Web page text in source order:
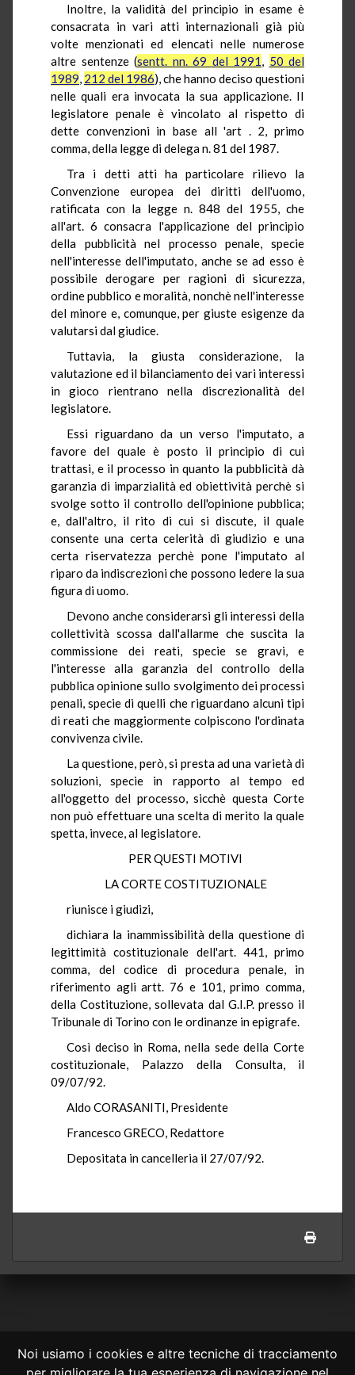
Noi usiamo i cookies e altre tecniche di tracciamento
Inoltre, la validità del principio in esame è
consacrata in vari atti internazionali già più
volte menzionati ed elencati nelle numerose
altre sentenze (sentt. nn. 69 del 1991, 50 del
1989, 212 del 1986), che hanno deciso questioni
nelle quali era invocata la sua applicazione. II
legislatore penale è vincolato al rispetto di
dette convenzioni in base all 'art . 2, primo
comma, della legge di delega n. 81 del 1987.
Tra i detti atti ha particolare rilievo la
Convenzione europea dei diritti dell'uomo,
ratificata con la legge n. 848 del 1955, che
all'art. 6 consacra l'applicazione del principio
della pubblicità nel processo penale, specie
nell'interesse dell'imputato, anche se ad esso è
possibile derogare per ragioni di sicurezza,
ordine pubblico e moralità, nonchè nell'interesse
del minore e, comunque, per giuste esigenze da
valutarsi dal giudice.
Tuttavia, la giusta considerazione, la
valutazione ed il bilanciamento dei vari interessi
in gioco rientrano nella discrezionalità del
legislatore.
Essi riguardano da un verso l'imputato, a
favore del quale è posto il principio di cui
trattasi, e il processo in quanto la pubblicità dà
garanzia di imparzialità ed obiettività perchè si
svolge sotto il controllo dell'opinione pubblica;
e, dall'altro, il rito di cui si discute, il quale
consente una certa celerità di giudizio e una
certa riservatezza perchè pone l'imputato al
riparo da indiscrezioni che possono ledere la sua
figura di uomo.
Devono anche considerarsi gli interessi della
collettività scossa dall'allarme che suscita la
commissione dei reati, specie se gravi, e
l'interesse alla garanzia del controllo della
pubblica opinione sullo svolgimento dei processi
penali, specie di quelli che riguardano alcuni tipi
di reati che maggiormente colpiscono l'ordinata
convivenza civile.
La questione, però, si presta ad una varietà di
soluzioni, specie in rapporto al tempo ed
all'oggetto del processo, sicchè questa Corte
non può effettuare una scelta di merito la quale
spetta, invece, al legislatore.
PER QUESTI MOTIVI
LA CORTE COSTITUZIONALE
riunisce i giudizi,
dichiara la inammissibilità della questione di
legittimità costituzionale dell'art. 441, primo
comma, del codice di procedura penale, in
riferimento agli artt. 76 e 101, primo comma,
della Costituzione, sollevata dal G.I.P. presso il
Tribunale di Torino con le ordinanze in epigrafe.
Così deciso in Roma, nella sede della Corte
costituzionale, Palazzo della Consulta, il
09/07/92.
Aldo CORASANITI, Presidente
Francesco GRECO, Redattore
Depositata in cancelleria il 27/07/92.